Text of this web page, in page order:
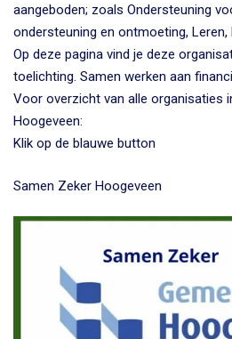
aangeboden; zoals Ondersteuning
ondersteuning en ontmoeting,
Op deze pagina vind je deze
toelichting. Samen werken aan
Voor overzicht van alle organisaties
Hoogeveen:
Klik op de blauwe button
Samen Zeker Hoogeveen